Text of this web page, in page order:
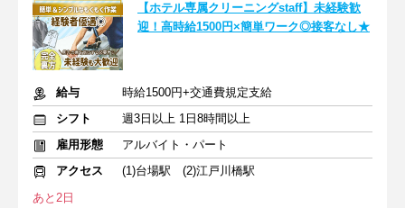
【ホテル専属クリーニングstaff】未経験歓
迎！高時給1500円×簡単ワーク◎接客なし★
給与
時給1500円+交通費規定支給
シフト
週3日以上 1日8時間以上
雇用形態
アルバイト・パート
アクセス
(1)台場駅 (2)江戸川橋駅
あと2日